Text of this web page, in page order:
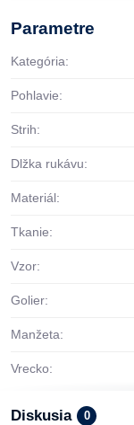
Parametre
Kategória:
Pohlavie:
Strih:
Dlžka rukávu:
Materiál:
Tkanie:
Vzor:
Golier:
Manžeta:
Vrecko:
Diskusia 0